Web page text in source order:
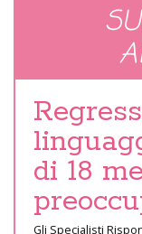
di 18
Gli Specialisti